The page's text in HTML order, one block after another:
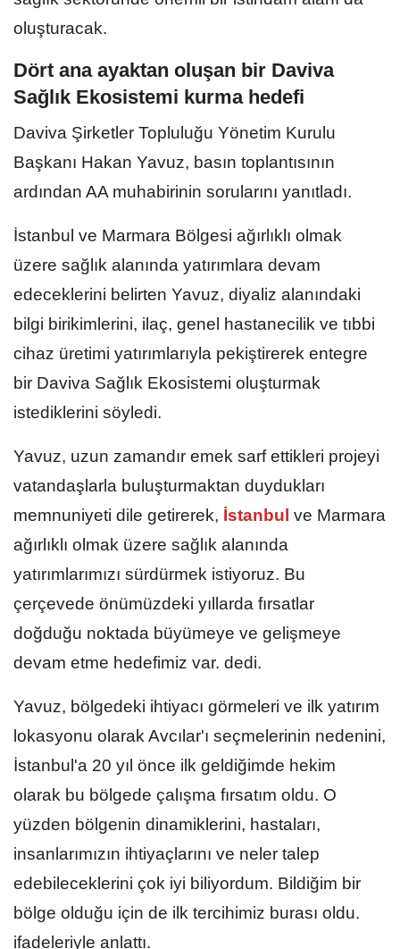
oluşturacak.
Dört ana ayaktan oluşan bir Daviva
Sağlık Ekosistemi kurma hedefi
Daviva Şirketler Topluluğu Yönetim Kurulu
Başkanı Hakan Yavuz, basın toplantısının
ardından AA muhabirinin sorularını yanıtladı.
İstanbul ve Marmara Bölgesi ağırlıklı olmak
üzere sağlık alanında yatırımlara devam
edeceklerini belirten Yavuz, diyaliz alanındaki
bilgi birikimlerini, ilaç, genel hastanecilik ve tıbbi
cihaz üretimi yatırımlarıyla pekiştirerek entegre
bir Daviva Sağlık Ekosistemi oluşturmak
istediklerini söyledi.
Yavuz, uzun zamandır emek sarf ettikleri projeyi
vatandaşlarla buluşturmaktan duydukları
memnuniyeti dile getirerek, İstanbul ve Marmara
ağırlıklı olmak üzere sağlık alanında
yatırımlarımızı sürdürmek istiyoruz. Bu
çerçevede önümüzdeki yıllarda fırsatlar
doğduğu noktada büyümeye ve gelişmeye
devam etme hedefimiz var. dedi.
Yavuz, bölgedeki ihtiyacı görmeleri ve ilk yatırım
lokasyonu olarak Avcılar'ı seçmelerinin nedenini,
İstanbul'a 20 yıl önce ilk geldiğimde hekim
olarak bu bölgede çalışma fırsatım oldu. O
yüzden bölgenin dinamiklerini, hastaları,
insanlarımızın ihtiyaçlarını ve neler talep
edebileceklerini çok iyi biliyordum. Bildiğim bir
bölge olduğu için de ilk tercihimiz burası oldu.
ifadeleriyle anlattı.